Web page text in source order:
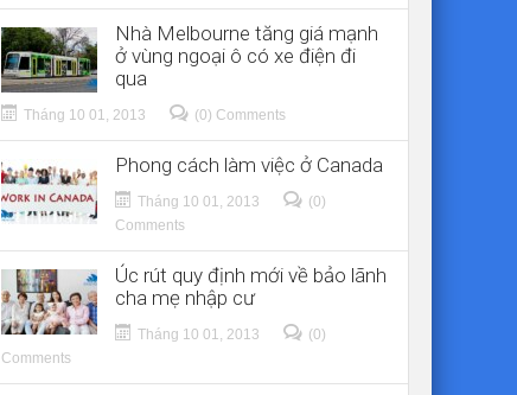
Nhà Melbourne tăng giá mạnh
ở vùng ngoại ô có xe điện đi
qua
Tháng 10 01, 2013 (0) Comments
Phong cách làm việc ở Canada
Tháng 10 01, 2013
(0)
Comments
Úc rút quy định mới về bảo lãnh
cha mẹ nhập cư
Tháng 10 01, 2013
(0)
Comments